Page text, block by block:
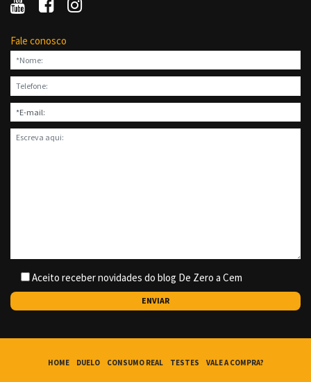
Fale conosco
Aceito receber novidades do blog De Zero a Cem
HOME DUELO CONSUMO REAL TESTES VALE A COMPRA?